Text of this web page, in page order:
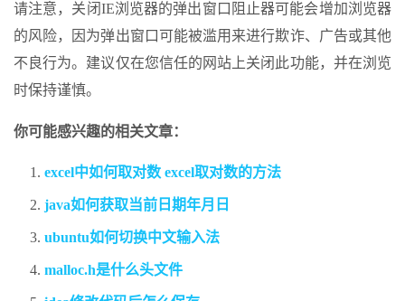
请注意，关闭IE浏览器的弹出窗口阻止器可能会增加浏览器
的风险，因为弹出窗口可能被滥用来进行欺诈、广告或其他
不良行为。建议仅在您信任的网站上关闭此功能，并在浏览
时保持谨慎。
你可能感兴趣的相关文章：
excel中如何取对数 excel取对数的方法
java如何获取当前日期年月日
ubuntu如何切换中文输入法
malloc.h是什么头文件